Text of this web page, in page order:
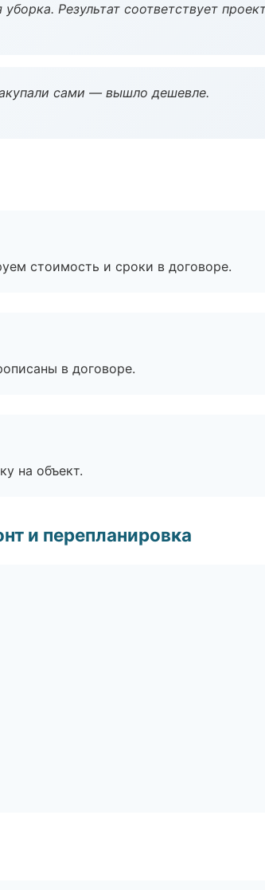
Результат соответствует
сами — вышло дешевле.
стоимость и сроки в договоре.
в договоре.
на объект.
и перепланировка